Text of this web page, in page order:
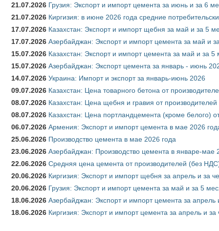
21.07.2026 Грузия: Экспорт и импорт цемента за июнь и за 6
21.07.2026 Киргизия: в июне 2026 года средние
17.07.2026 Казахстан: Экспорт и импорт щебня за май и за 5
17.07.2026 Азербайджан: Экспорт и импорт цемента за май и
15.07.2026 Казахстан: Экспорт и импорт цемента за май и за
15.07.2026 Азербайджан: Экспорт цемента за январь - июнь
14.07.2026 Украина: Импорт и экспорт за январь-июнь 2026
09.07.2026 Казахстан: Цена товарного бетона от
08.07.2026 Казахстан: Цена щебня и гравия от
08.07.2026 Казахстан: Цена портландцемента (кроме белого)
06.07.2026 Армения: Экспорт и импорт цемента в мае 2026
25.06.2026 Производство цемента в мае 2026 года
23.06.2026 Азербайджан: Производство цемента в январе-мае
22.06.2026 Средняя цена цемента от производителей (без
20.06.2026 Киргизия: Экспорт и импорт щебня за апрель и за
20.06.2026 Грузия: Экспорт и импорт цемента за май и за 5
18.06.2026 Азербайджан: Экспорт и импорт цемента за
18.06.2026 Киргизия: Экспорт и импорт цемента за апрель и